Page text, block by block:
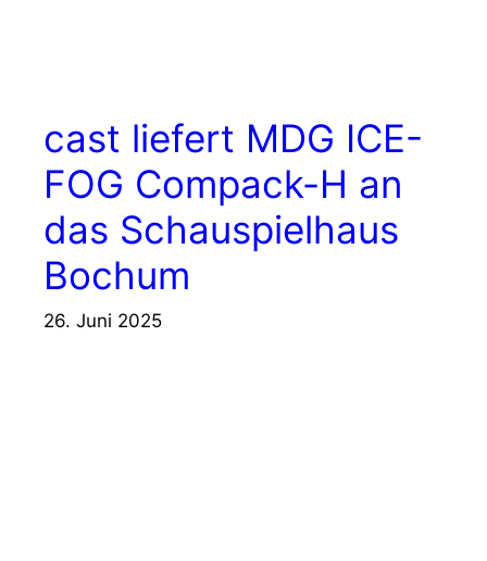
cast liefert MDG ICE-
FOG Compack-H an
das Schauspielhaus
Bochum
26. Juni 2025